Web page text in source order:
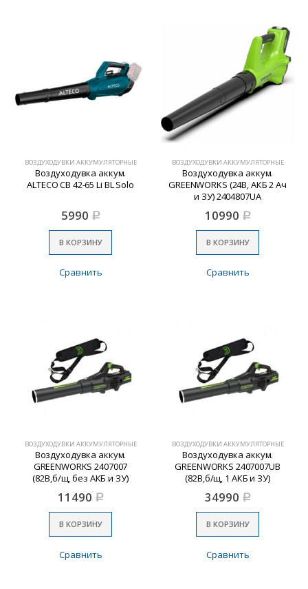
ВОЗДУХОДУВКИ АККУМУЛЯТОРНЫЕ
Воздуходувка аккум.
ALTECO CB 42-65 Li BL Solo
5990 Р
В КОРЗИНУ
Сравнить
ВОЗДУХОДУВКИ АККУМУЛЯТОРНЫЕ
Воздуходувка аккум.
GREENWORKS (24В, АКБ 2 Ач
и ЗУ) 2404807UA
10990 Р
В КОРЗИНУ
Сравнить
ВОЗДУХОДУВКИ АККУМУЛЯТОРНЫЕ
Воздуходувка аккум.
GREENWORKS 2407007
(82В,б/щ, без АКБ и ЗУ)
11490 Р
В КОРЗИНУ
Сравнить
ВОЗДУХОДУВКИ АККУМУЛЯТОРНЫЕ
Воздуходувка аккум.
GREENWORKS 2407007UB
(82В,б/щ, 1 АКБ и ЗУ)
34990 Р
В КОРЗИНУ
Сравнить